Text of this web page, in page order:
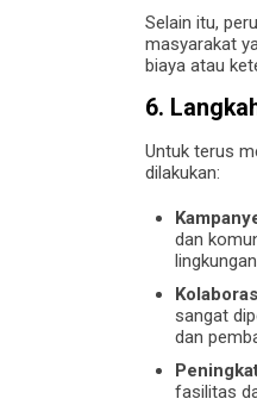
Selain itu,
masyarakat
biaya atau
6.
Untuk terus
dilakukan:
dan
sangat
dan
fasilitas